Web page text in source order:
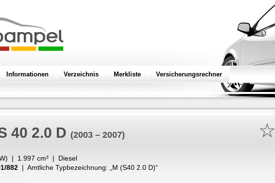
Informationen Verzeichnis Merkliste Versicherungsrechner
☆
40 2.0 D (2003 – 2007)
) | 1.997 cm³ | Diesel
882 | Amtliche Typbezeichnung: „ M (S40 2.0 D)“